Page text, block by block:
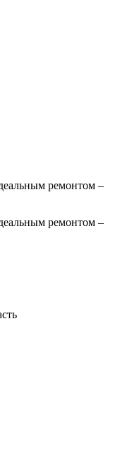
ремонтом –
ремонтом –